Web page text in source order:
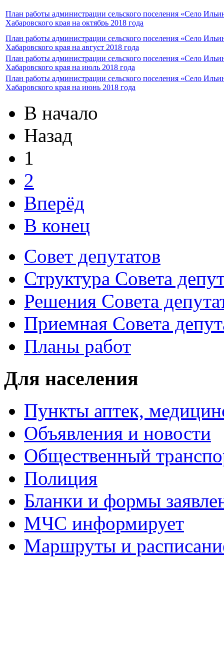
План работы администрации сельского поселения «Село
Хабаровского края на октябрь 2018 года
План работы администрации сельского поселения «Село
Хабаровского края на август 2018 года
План работы администрации сельского поселения «Село
Хабаровского края на июль 2018 года
План работы администрации сельского поселения «Село
Хабаровского края на июнь 2018 года
В начало
Назад
1
2
Вперёд
В конец
Совет депутатов
Структура Совета
Решения Совета
Приемная Совета
Планы работ
Для населения
Пункты аптек,
Объявления и новости
Общественный
Полиция
Бланки и формы
МЧС информирует
Маршруты и